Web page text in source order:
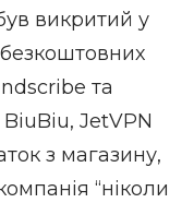
викритий у
та
JetVPN
з магазину,
“ніколи